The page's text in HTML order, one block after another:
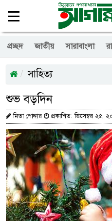
প্রচ্ছদ জাতীয় সারাবাংলা
সাহিত্য
শুভ বড়দিন
মিতা পোদ্দার প্রকাশিত: ডিসেম্বর ২৫,